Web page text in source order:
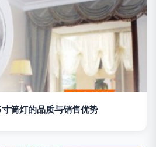
筒灯的品质与销售优势